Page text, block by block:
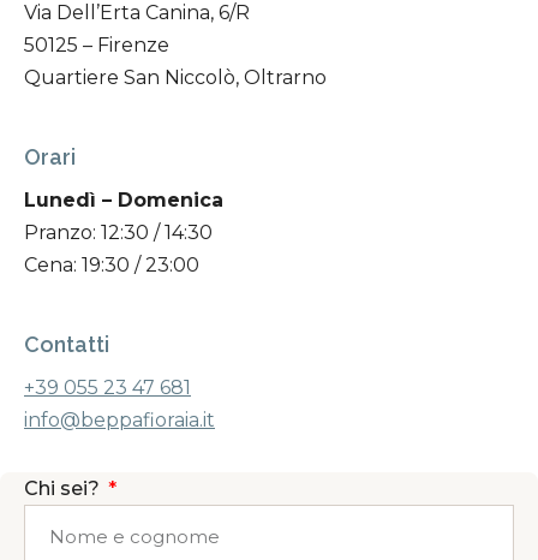
Via Dell’Erta Canina, 6/R
50125 – Firenze
Quartiere San Niccolò, Oltrarno
Orari
Lunedì – Domenica
Pranzo: 12:30 / 14:30
Cena: 19:30 / 23:00
Contatti
+39 055 23 47 681
info@beppafioraia.it
Chi sei?